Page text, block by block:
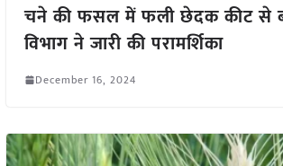
चने की फसल में फली छेदक कीट से
विभाग ने जारी की परामर्शिका
December 16, 2024